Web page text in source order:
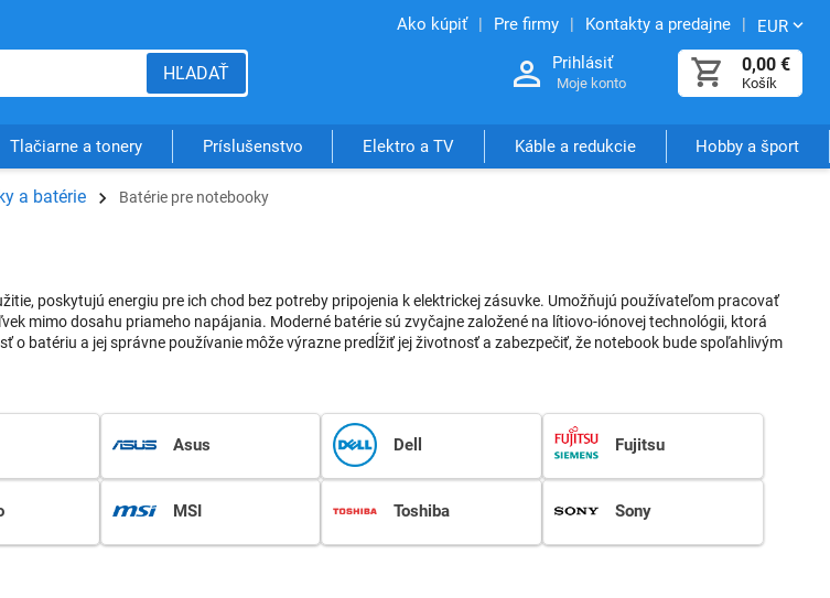
Ako kúpiť Pre firmy Kontakty a predajne EUR
0,00 €
Košík
Prihlásiť
Moje konto
HĽADAŤ
Tlačiarne a tonery Príslušenstvo Elektro a TV Káble a redukcie Hobby a šport
a batérie Batérie pre notebooky
poskytujú energiu pre ich chod bez potreby pripojenia k elektrickej zásuvke. Umožňujú používateľom pracovať
mimo dosahu priameho napájania. Moderné batérie sú zvyčajne založené na lítiovo-iónovej technológii, ktorá
o batériu a jej správne používanie môže výrazne predĺžiť jej životnosť a zabezpečiť, že notebook bude spoľahlivým
Asus Dell Fujitsu
MSI Toshiba Sony